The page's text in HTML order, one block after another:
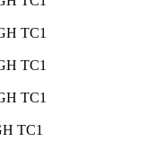
TC1
TC1
TC1
TC1